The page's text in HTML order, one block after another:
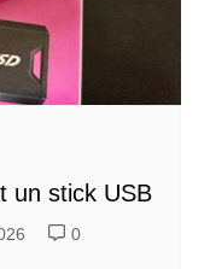
un stick USB
0